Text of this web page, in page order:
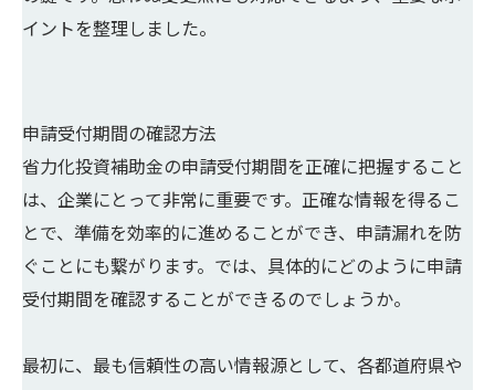
イントを整理しました。
申請受付期間の確認方法
省力化投資補助金の申請受付期間を正確に把握すること
は、企業にとって非常に重要です。正確な情報を得るこ
とで、準備を効率的に進めることができ、申請漏れを防
ぐことにも繋がります。では、具体的にどのように申請
受付期間を確認することができるのでしょうか。
最初に、最も信頼性の高い情報源として、各都道府県や